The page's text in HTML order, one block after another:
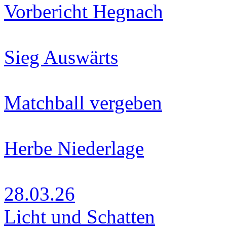
Vorbericht Hegnach
Sieg Auswärts
Matchball vergeben
Herbe Niederlage
28.03.26
Licht und Schatten